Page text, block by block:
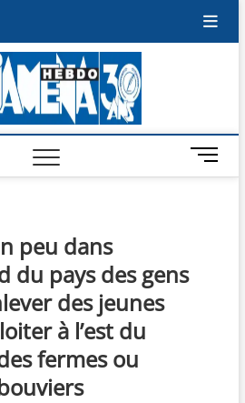
M
e
peu dans
du pays des gens
des jeunes
à l’est du
fermes ou